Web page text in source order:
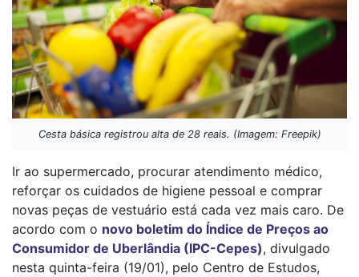
Cesta básica registrou alta de 28 reais. (Imagem: Freepik)
Ir ao supermercado, procurar atendimento médico,
reforçar os cuidados de higiene pessoal e comprar
novas peças de vestuário está cada vez mais caro. De
acordo com o novo boletim do Índice de Preços ao
Consumidor de Uberlândia (IPC-Cepes), divulgado
nesta quinta-feira (19/01), pelo Centro de Estudos,